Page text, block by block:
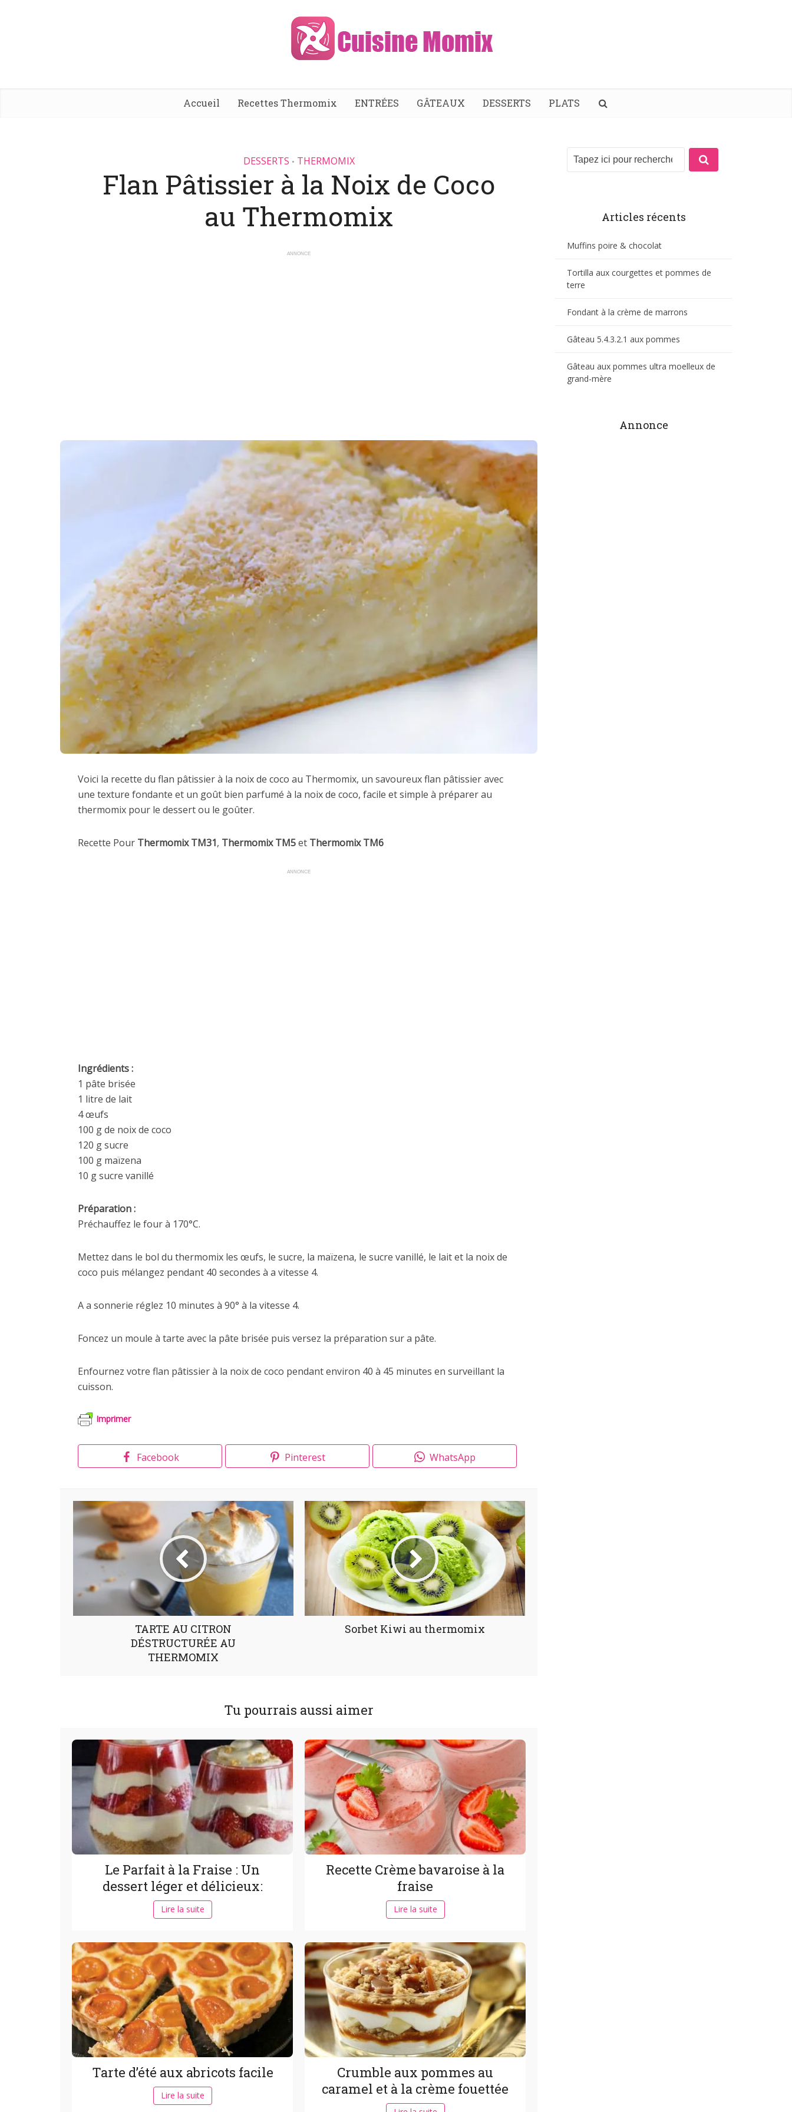
Accueil Recettes Thermomix ENTRÉES GÂTEAUX DESSERTS PLATS
DESSERTS • THERMOMIX
Flan Pâtissier à la Noix de Coco
au Thermomix
ANNONCE
Voici la recette du flan pâtissier à la noix de coco au Thermomix, un savoureux flan pâtissier avec
une texture fondante et un goût bien parfumé à la noix de coco, facile et simple à préparer au
thermomix pour le dessert ou le goûter.
Recette Pour Thermomix TM31, Thermomix TM5et Thermomix TM6
ANNONCE
Ingrédients :
1 pâte brisée
1 litre de lait
4 œufs
100 g de noix de coco
120 g sucre
100 g maïzena
10 g sucre vanillé
Préparation :
Préchauffez le four à 170°C.
Mettez dans le bol du thermomix les œufs, le sucre, la maïzena, le sucre vanillé, le lait et la noix de
coco puis mélangez pendant 40 secondes à a vitesse 4.
A a sonnerie réglez 10 minutes à 90° à la vitesse 4.
Foncez un moule à tarte avec la pâte brisée puis versez la préparation sur a pâte.
Enfournez votre flan pâtissier à la noix de coco pendant environ 40 à 45 minutes en surveillant la
cuisson.
Imprimer
Facebook Pinterest WhatsApp
TARTE AU CITRON
DÉSTRUCTURÉE AU
THERMOMIX
Sorbet Kiwi au thermomix
Tu pourrais aussi aimer
Le Parfait à la Fraise : Un
dessert léger et délicieux:
Lire la suite
Recette Crème bavaroise à la
fraise
Lire la suite
Tarte d’été aux abricots facile
Lire la suite
Crumble aux pommes au
caramel et à la crème fouettée
Articles récents
Muffins poire & chocolat
Tortilla aux courgettes et pommes de
terre
Fondant à la crème de marrons
Gâteau 5.4.3.2.1 aux pommes
Gâteau aux pommes ultra moelleux de
grand-mère
Annonce